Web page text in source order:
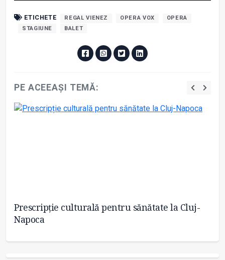
ETICHETE REGAL VIENEZ OPERA VOX
OPERA
STAGIUNE
BALET
PE ACEEAȘI TEMĂ:
Prescripție culturală pentru sănătate la Cluj-
Napoca